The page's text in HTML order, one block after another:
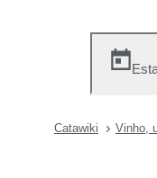
Catawiki Vinho,